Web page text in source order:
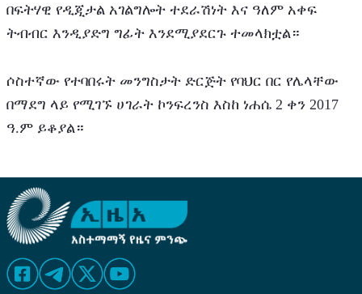
በፍትሃዊ የዲጂታል አገልግሎት ተደራሽነት እና ዓለም አቀፍ
ትብብር እንዲያድግ ግፊት እንደሚያደርጉ ተመላክቷል።
ሶስተኛው የተባበሩት መንግስታት ድርጅት የባህር በር የሌላቸው
በማደግ ላይ የሚገኙ ሀገራት ኮንፍረንስ እስከ ነሐሴ 2 ቀን 2017
ዓ.ም ይቆያል።